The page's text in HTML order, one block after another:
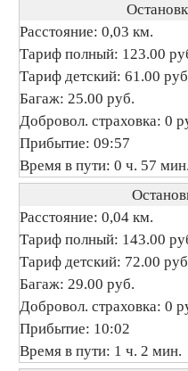
Расстояние: 0,03 км.
Тариф полный: 123.00
Тариф детский: 61.00
Багаж: 25.00 руб.
Добровол. страховка: 0
Прибытие: 09:57
Время в пути: 0 ч. 57 мин.
Расстояние: 0,04 км.
Тариф полный: 143.00
Тариф детский: 72.00
Багаж: 29.00 руб.
Добровол. страховка: 0
Прибытие: 10:02
Время в пути: 1 ч. 2 мин.